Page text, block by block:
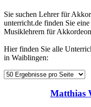
Sie suchen Lehrer für
unterricht.de finden Sie
Musiklehrern für
Hier finden Sie alle
in Waiblingen:
Matthias